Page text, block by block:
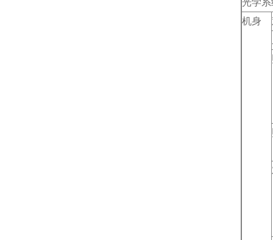
光学系
机身